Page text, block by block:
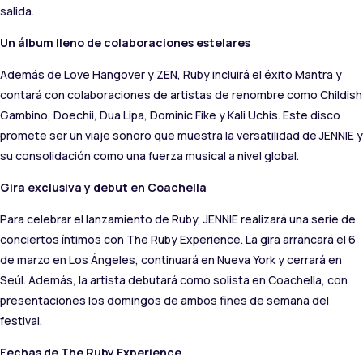
salida.
Un álbum lleno de colaboraciones estelares
Además de Love Hangover y ZEN, Ruby incluirá el éxito Mantra y
contará con colaboraciones de artistas de renombre como Childish
Gambino, Doechii, Dua Lipa, Dominic Fike y Kali Uchis. Este disco
promete ser un viaje sonoro que muestra la versatilidad de JENNIE y
su consolidación como una fuerza musical a nivel global.
Gira exclusiva y debut en Coachella
Para celebrar el lanzamiento de Ruby, JENNIE realizará una serie de
conciertos íntimos con The Ruby Experience. La gira arrancará el 6
de marzo en Los Ángeles, continuará en Nueva York y cerrará en
Seúl. Además, la artista debutará como solista en Coachella, con
presentaciones los domingos de ambos fines de semana del
festival.